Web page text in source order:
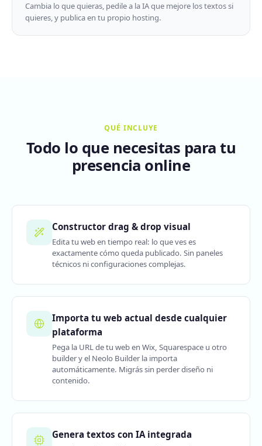
Cambia lo que quieras, pedile a la IA que mejore los textos si
quieres, y publica en tu propio hosting.
QUÉ INCLUYE
Todo lo que necesitas para tu
presencia online
Constructor drag & drop visual
Edita tu web en tiempo real: lo que ves es
exactamente cómo queda publicado. Sin paneles
técnicos ni configuraciones complejas.
Importa tu web actual desde cualquier
plataforma
Pega la URL de tu web en Wix, Squarespace u otro
builder y el Neolo Builder la importa
automáticamente. Migrás sin perder diseño ni
contenido.
Genera textos con IA integrada